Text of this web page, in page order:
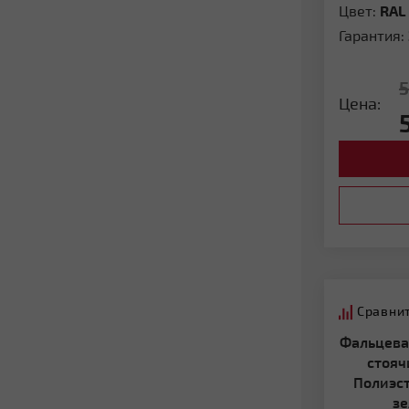
Цвет:
Гарантия:
Цена:
Фальцевая кровля Фальц двойной